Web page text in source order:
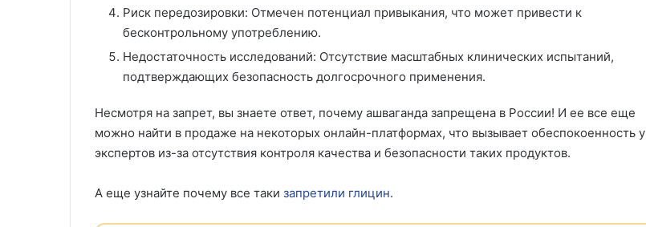
Риск передозировки: Отмечен потенциал привыкания, что может привести к
бесконтрольному употреблению.
Недостаточность исследований: Отсутствие масштабных клинических испытаний,
подтверждающих безопасность долгосрочного применения.
Несмотря на запрет, вы знаете ответ, почему ашваганда запрещена в России! И ее все еще
можно найти в продаже на некоторых онлайн-платформах, что вызывает обеспокоенность у
экспертов из-за отсутствия контроля качества и безопасности таких продуктов.
А еще узнайте почему все таки запретили глицин.